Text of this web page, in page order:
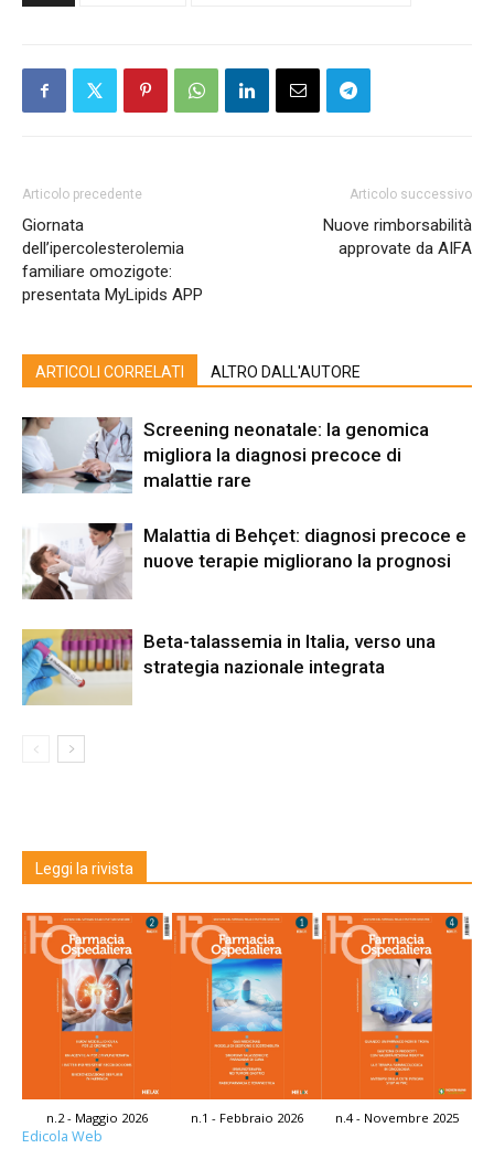
Articolo precedente
Giornata
dell’ipercolesterolemia
familiare omozigote:
presentata MyLipids APP
Articolo successivo
Nuove rimborsabilità
approvate da AIFA
ARTICOLI CORRELATI ALTRO DALL'AUTORE
Screening neonatale: la genomica
migliora la diagnosi precoce di
malattie rare
Malattia di Behçet: diagnosi precoce e
nuove terapie migliorano la prognosi
Beta-talassemia in Italia, verso una
strategia nazionale integrata
Leggi la rivista
n.2 - Maggio 2026 n.1 - Febbraio 2026 n.4 - Novembre 2025
Edicola Web